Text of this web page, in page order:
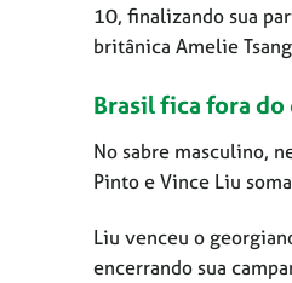
10, finalizando sua
britânica Amelie
Brasil fica fora
No sabre masculino,
Pinto e Vince Liu
Liu venceu o
encerrando sua